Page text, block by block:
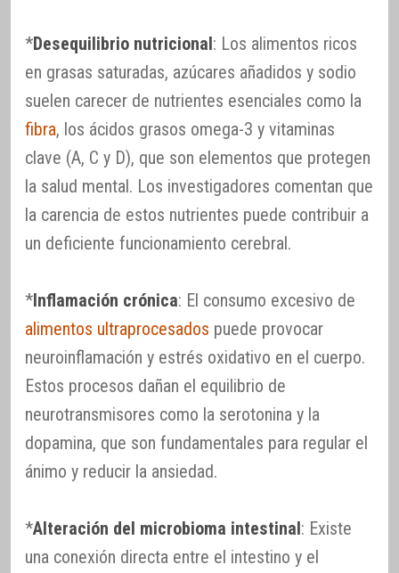
*Desequilibrio nutricional: Los alimentos ricos
en grasas saturadas, azúcares añadidos y sodio
suelen carecer de nutrientes esenciales como la
fibra, los ácidos grasos omega-3 y vitaminas
clave (A, C y D), que son elementos que protegen
la salud mental. Los investigadores comentan que
la carencia de estos nutrientes puede contribuir a
un deficiente funcionamiento cerebral.
*Inflamación crónica: El consumo excesivo de
alimentos ultraprocesados puede provocar
neuroinflamación y estrés oxidativo en el cuerpo.
Estos procesos dañan el equilibrio de
neurotransmisores como la serotonina y la
dopamina, que son fundamentales para regular el
ánimo y reducir la ansiedad.
*Alteración del microbioma intestinal: Existe
una conexión directa entre el intestino y el